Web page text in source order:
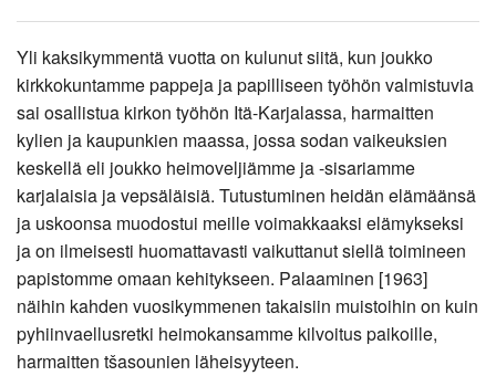
Yli kaksikymmentä vuotta on kulunut siitä, kun joukko
kirkkokuntamme pappeja ja papilliseen työhön valmistuvia
sai osallistua kirkon työhön Itä-Karjalassa, harmaitten
kylien ja kaupunkien maassa, jossa sodan vaikeuksien
keskellä eli joukko heimoveljiämme ja -sisariamme
karjalaisia ja vepsäläisiä. Tutustuminen heidän elämäänsä
ja uskoonsa muodostui meille voimakkaaksi elämykseksi
ja on ilmeisesti huomattavasti vaikuttanut siellä toimineen
papistomme omaan kehitykseen. Palaaminen [1963]
näihin kahden vuosikymmenen takaisiin muistoihin on kuin
pyhiinvaellusretki heimokansamme kilvoitus paikoille,
harmaitten tšasounien läheisyyteen.